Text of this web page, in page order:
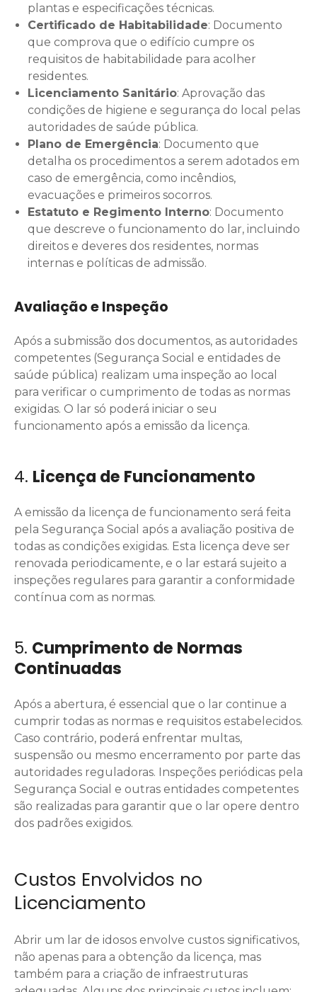
plantas e especificações técnicas.
Certificado de Habitabilidade: Documento
que comprova que o edifício cumpre os
requisitos de habitabilidade para acolher
residentes.
Licenciamento Sanitário: Aprovação das
condições de higiene e segurança do local pelas
autoridades de saúde pública.
Plano de Emergência: Documento que
detalha os procedimentos a serem adotados em
caso de emergência, como incêndios,
evacuações e primeiros socorros.
Estatuto e Regimento Interno: Documento
que descreve o funcionamento do lar, incluindo
direitos e deveres dos residentes, normas
internas e políticas de admissão.
Avaliação e Inspeção
Após a submissão dos documentos, as autoridades
competentes (Segurança Social e entidades de
saúde pública) realizam uma inspeção ao local
para verificar o cumprimento de todas as normas
exigidas. O lar só poderá iniciar o seu
funcionamento após a emissão da licença.
4. Licença de Funcionamento
A emissão da licença de funcionamento será feita
pela Segurança Social após a avaliação positiva de
todas as condições exigidas. Esta licença deve ser
renovada periodicamente, e o lar estará sujeito a
inspeções regulares para garantir a conformidade
contínua com as normas.
5. Cumprimento de Normas
Continuadas
Após a abertura, é essencial que o lar continue a
cumprir todas as normas e requisitos estabelecidos.
Caso contrário, poderá enfrentar multas,
suspensão ou mesmo encerramento por parte das
autoridades reguladoras. Inspeções periódicas pela
Segurança Social e outras entidades competentes
são realizadas para garantir que o lar opere dentro
dos padrões exigidos.
Custos Envolvidos no
Licenciamento
Abrir um lar de idosos envolve custos significativos,
não apenas para a obtenção da licença, mas
também para a criação de infraestruturas